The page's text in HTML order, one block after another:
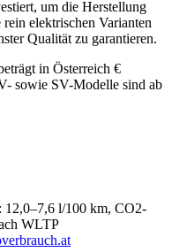
um die Herstellung
elektrischen Varianten
Qualität zu garantieren.
in Österreich €
sowie SV-Modelle sind ab
12,0–7,6 l/100 km, CO2-
WLTP